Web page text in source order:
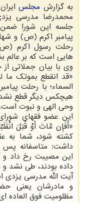
به گزارش مجلس
محمدرضا مدرسی
جلسه این شورا ضمن
پیامبر اکرم (ص) و
رحلت رسول اکرم
هایی است که بر
«قد انقطع بموتک ما
السماء؛ با رحلت
هیچکس دیگر قطع
وحی الهی و نبوت است.
این عضو فقهای
«أَفَإِن مَّاتَ أَوْ قُتِلَ
کشته شود، شما به
داشت: متاسفانه پس
این مصیبت رخ داد و
داده بودند، طی نشد
آیت الله مدرسی
و مادرشان یعنی
مظلومیت فوق العاده